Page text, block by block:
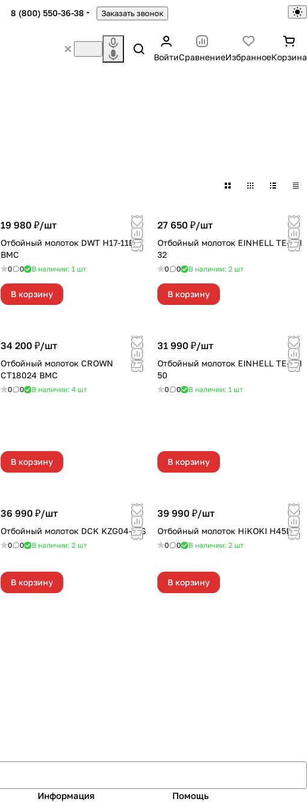
8 (800) 550-36-38 Заказать звонок
ВойтиСравнениеИзбранноеКорзина
19 980 ₽/шт
Отбойный молоток DWT H17-11B
ВМС
0 0 В наличии: 1 шт
В корзину
27 650 ₽/шт
Отбойный молоток EINHELL TE-DH
32
0 0 В наличии: 2 шт
В корзину
34 200 ₽/шт
Отбойный молоток CROWN
СТ18024 ВМС
0 0 В наличии: 4 шт
В корзину
31 990 ₽/шт
Отбойный молоток EINHELL TE-DH
50
0 0 В наличии: 1 шт
В корзину
36 990 ₽/шт
Отбойный молоток DCK KZG04-15S
0 0 В наличии: 2 шт
В корзину
39 990 ₽/шт
Отбойный молоток HiKOKI H45ME
0 0 В наличии: 2 шт
В корзину
Информация Помощь